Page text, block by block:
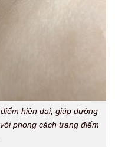
hiện đại, giúp đường
phong cách trang điểm